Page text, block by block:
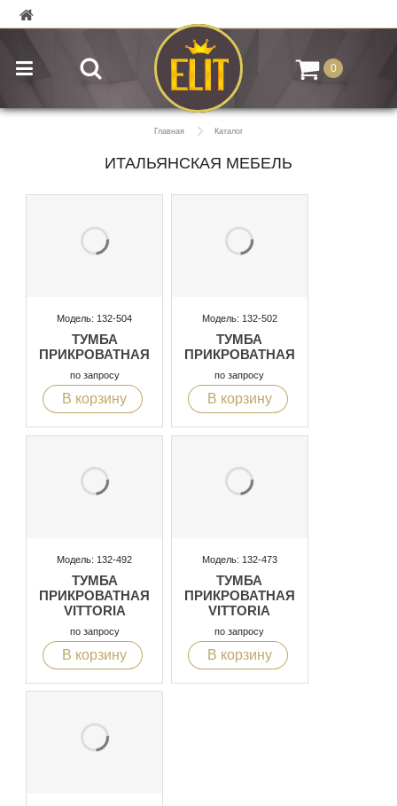
0
Главная Каталог
ИТАЛЬЯНСКАЯ МЕБЕЛЬ
Модель: 132-504
ТУМБА
ПРИКРОВАТНАЯ
по запросу
В корзину
Модель: 132-502
ТУМБА
ПРИКРОВАТНАЯ
по запросу
В корзину
Модель: 132-492
ТУМБА
ПРИКРОВАТНАЯ
VITTORIA
по запросу
В корзину
Модель: 132-473
ТУМБА
ПРИКРОВАТНАЯ
VITTORIA
по запросу
В корзину